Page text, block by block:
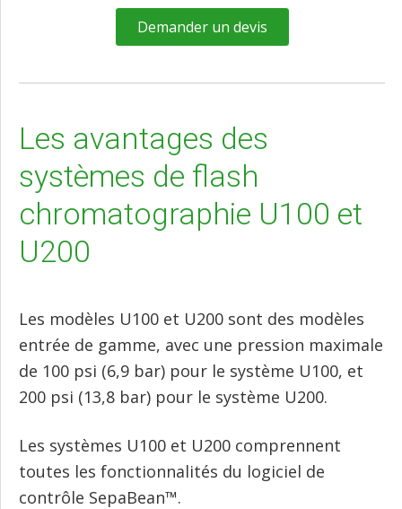
Demander un devis
Les avantages des
systèmes de flash
chromatographie U100 et
U200
Les modèles U100 et U200 sont des modèles
entrée de gamme, avec une pression maximale
de 100 psi (6,9 bar) pour le système U100, et
200 psi (13,8 bar) pour le système U200.
Les systèmes U100 et U200 comprennent
toutes les fonctionnalités du logiciel de
contrôle SepaBean™.